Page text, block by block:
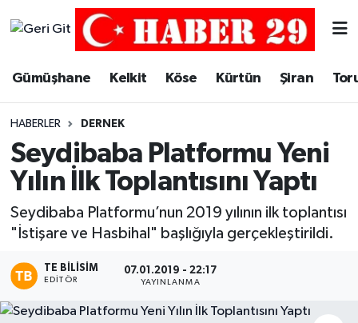
Gümüşhane Kelkit Köse Kürtün Şiran
HABERLER DERNEK
Seydibaba Platformu Yeni
Yılın İlk Toplantısını Yaptı
Seydibaba Platformu’nun 2019 yılının ilk toplantısı
"İstişare ve Hasbihal" başlığıyla gerçekleştirildi.
TE BILISIM
EDITÖR
07.01.2019 - 22:17
YAYINLANMA
Merkez Trafik Yoğunluk Haritası
Süper Lig Puan Durumu ve Fikstür
Tüm Manşetler
Haber Arşivi